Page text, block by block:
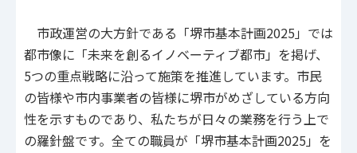
市政運営の大方針である「堺市基本計画2025」では
都市像に「未来を創るイノベーティブ都市」を掲げ、
5つの重点戦略に沿って施策を推進しています。市民
の皆様や市内事業者の皆様に堺市がめざしている方向
性を示すものであり、私たちが日々の業務を行う上で
の羅針盤です。全ての職員が「堺市基本計画2025」を